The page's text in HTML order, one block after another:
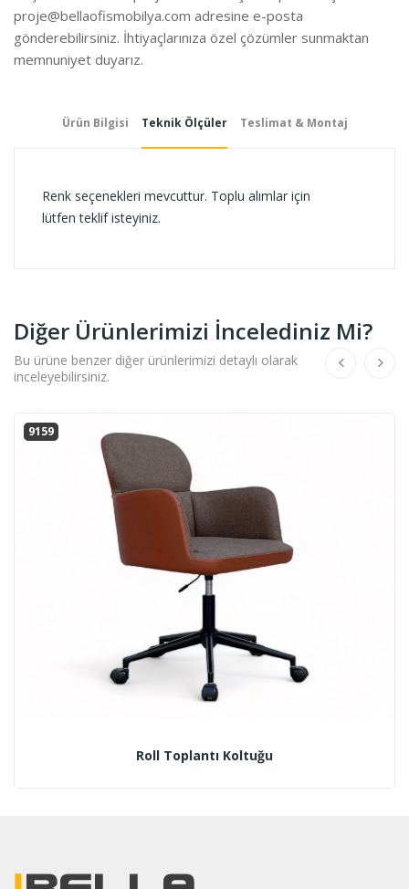
proje@bellaofismobilya.com adresine e-posta
gönderebilirsiniz. İhtiyaçlarınıza özel çözümler sunmaktan
memnuniyet duyarız.
Ürün Bilgisi Teknik Ölçüler Teslimat & Montaj
Renk seçenekleri mevcuttur. Toplu alımlar için
lütfen teklif isteyiniz.
Diğer Ürünlerimizi İncelediniz Mi?
Bu ürüne benzer diğer ürünlerimizi detaylı olarak
inceleyebilirsiniz.
9159
Roll Toplantı Koltuğu